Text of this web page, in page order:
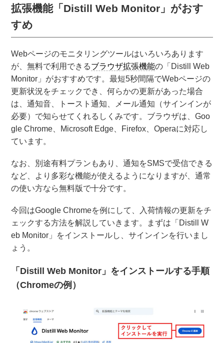
拡張機能「Distill Web Monitor」がおす
すめ
Webページのモニタリングツールはいろいろあります
が、無料で利用できるブラウザ拡張機能の「Distill Web
Monitor」がおすすめです。最短5秒間隔でWebページの
更新状況をチェックでき、何らかの更新があった場合
は、通知音、トースト通知、メール通知（サインインが
必要）で知らせてくれるしくみです。ブラウザは、Goo
gle Chrome、Microsoft Edge、Firefox、Operaに対応し
ています。
なお、別途有料プランもあり、通知をSMSで受信できる
など、より多彩な機能が使えるようになりますが、通常
の使い方なら無料版で十分です。
今回はGoogle Chromeを例にして、入荷情報の更新をチ
ェックする方法を解説していきます。まずは「Distill W
eb Monitor」をインストールし、サインインを行いまし
ょう。
「Distill Web Monitor」をインストールする手順
（Chromeの例）